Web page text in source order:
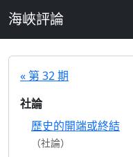
海峽評論
« 第 32 期
社論
歷史的開端或終結
（社論）